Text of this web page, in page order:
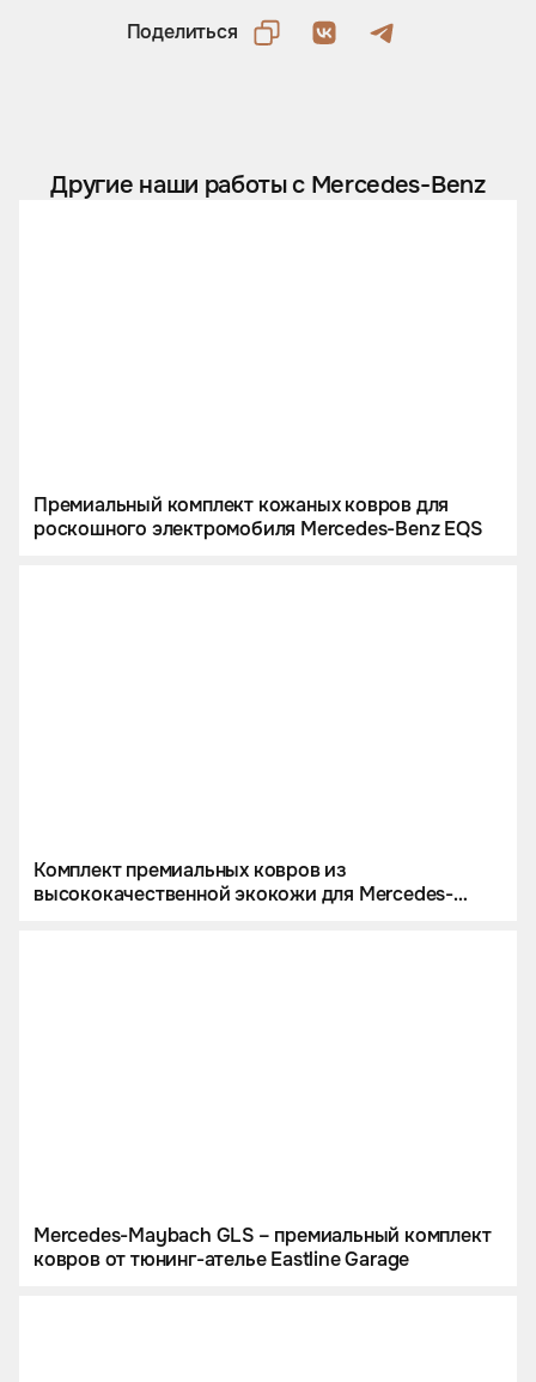
Поделиться
Другие наши работы с Mercedes-Benz
Премиальный комплект кожаных ковров для
роскошного электромобиля Mercedes-Benz EQS
Комплект премиальных ковров из
высококачественной экокожи для Mercedes-
Mercedes-Maybach GLS – премиальный комплект
ковров от тюнинг-ателье Eastline Garage